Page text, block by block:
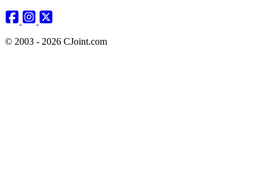
© 2003 - 2026 CJoint.com